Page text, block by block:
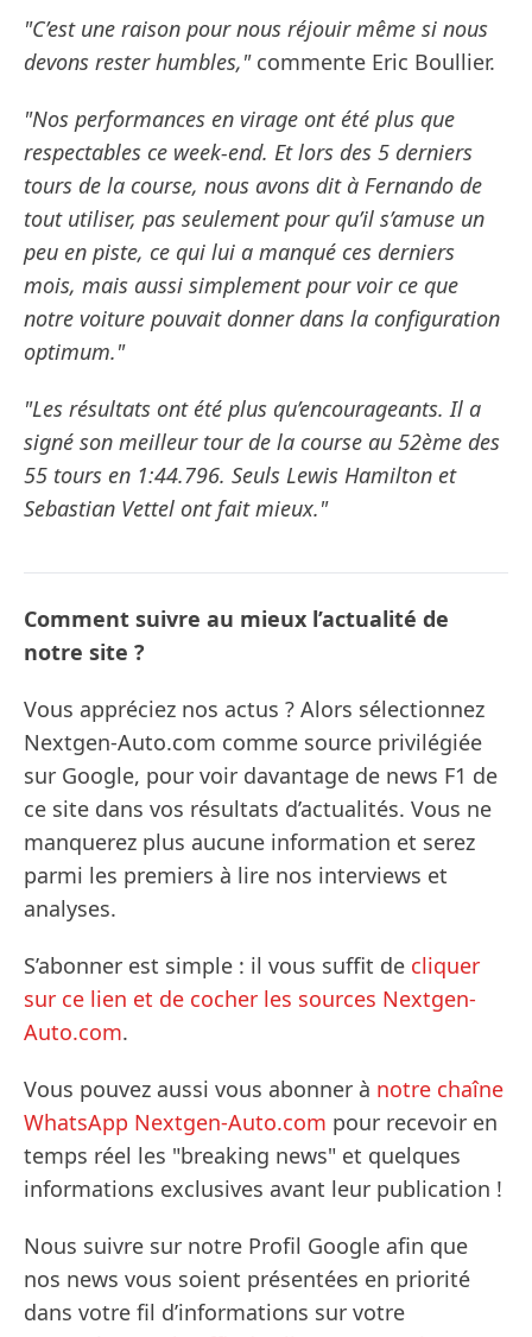
"C’est une raison pour nous réjouir même si nous
devons rester humbles,"commente Eric Boullier.
"Nos performances en virage ont été plus que
respectables ce week-end. Et lors des 5 derniers
tours de la course, nous avons dit à Fernando de
tout utiliser, pas seulement pour qu’il s’amuse un
peu en piste, ce qui lui a manqué ces derniers
mois, mais aussi simplement pour voir ce que
notre voiture pouvait donner dans la configuration
optimum."
"Les résultats ont été plus qu’encourageants. Il a
signé son meilleur tour de la course au 52ème des
55 tours en 1:44.796. Seuls Lewis Hamilton et
Sebastian Vettel ont fait mieux."
Comment suivre au mieux l’actualité de
notre site ?
Vous appréciez nos actus ? Alors sélectionnez
Nextgen-Auto.com comme source privilégiée
sur Google, pour voir davantage de news F1 de
ce site dans vos résultats d’actualités. Vous ne
manquerez plus aucune information et serez
parmi les premiers à lire nos interviews et
analyses.
S’abonner est simple : il vous suffit de cliquer
sur ce lien et de cocher les sources Nextgen-
Auto.com.
Vous pouvez aussi vous abonner à notre chaîne
WhatsApp Nextgen-Auto.com pour recevoir en
temps réel les "breaking news" et quelques
informations exclusives avant leur publication !
Nous suivre sur notre Profil Google afin que
nos news vous soient présentées en priorité
dans votre fil d’informations sur votre